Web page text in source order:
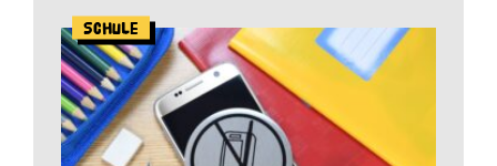
Schule